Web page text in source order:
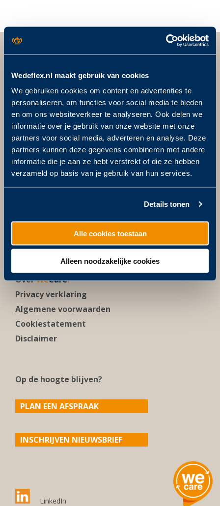
Wedeflex.nl maakt gebruik van cookies
We gebruiken cookies om content en advertenties te
personaliseren, om functies voor social media te bieden
en om ons websiteverkeer te analyseren. Ook delen we
informatie over je gebruik van onze website met onze
partners voor social media, adverteren en analyse. Deze
partners kunnen deze gegevens combineren met andere
informatie die je aan ze hebt verstrekt of die ze hebben
verzameld op basis van je gebruik van hun services.
Details tonen
Alle cookies toestaan
Alleen noodzakelijke cookies
Wédéflex Duurzame Daksystemen
Postadres
Postbus 811
5201 AV ‘s-Hertogenbosch
Bezoekadres
Zuid-Willemsvaart 14
5211 NX ‘s-Hertogenbosch
+31 (0)73 613 10 40
Over Wédéflex
OverWeCare.
Privacy verklaring
Algemene voorwaarden
Cookiestatement
Disclaimer
Op de hoogte blijven?
PLAN EEN AFSPRAAK
INSCHRIJVEN NIEUWSBRIEF
LinkedIn